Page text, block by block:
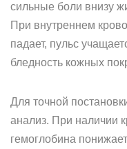
сильные боли внизу
При внутреннем
падает, пульс
бледность кожных
Для точной
анализ. При наличии
гемоглобина